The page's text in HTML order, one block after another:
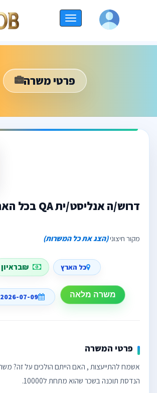
החלף
ניווט
פרטי משרה
דרוש/ה אנליסט/ית QA בכל הארץ
מקור חיצוני(הצג את כל המשרות)
כל הארץ ₪בראיון
משרה מלאה 2026-07-09 09:26:59
פרטי המשרה
הנדסת תוכנה בשכר שהוא מתחת ל10000.